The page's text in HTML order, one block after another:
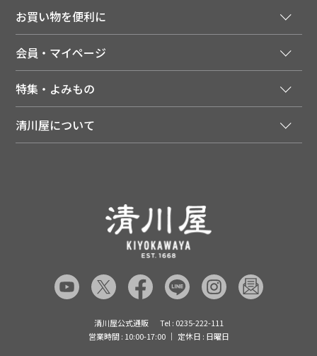
ご利用ガイド
領収書について
送料について
配達日について
返品について
よくあるご質問（FAQ）
あんしんの品質保証について（産直品）
品質保証について（通常品）
お買い物を便利に
季節のカタログを無料でお届け
店舗・ECポイント共通アプリ
LINEお友だち登録
会員・マイページ
会員特典について
注文履歴
特集・よみもの
メディア掲載商品
清川屋のレビューを見る
清川屋について
清川屋公式通販
Tel : 0235-222-111
営業時間 : 10:00-17:00
定休日 : 日曜日